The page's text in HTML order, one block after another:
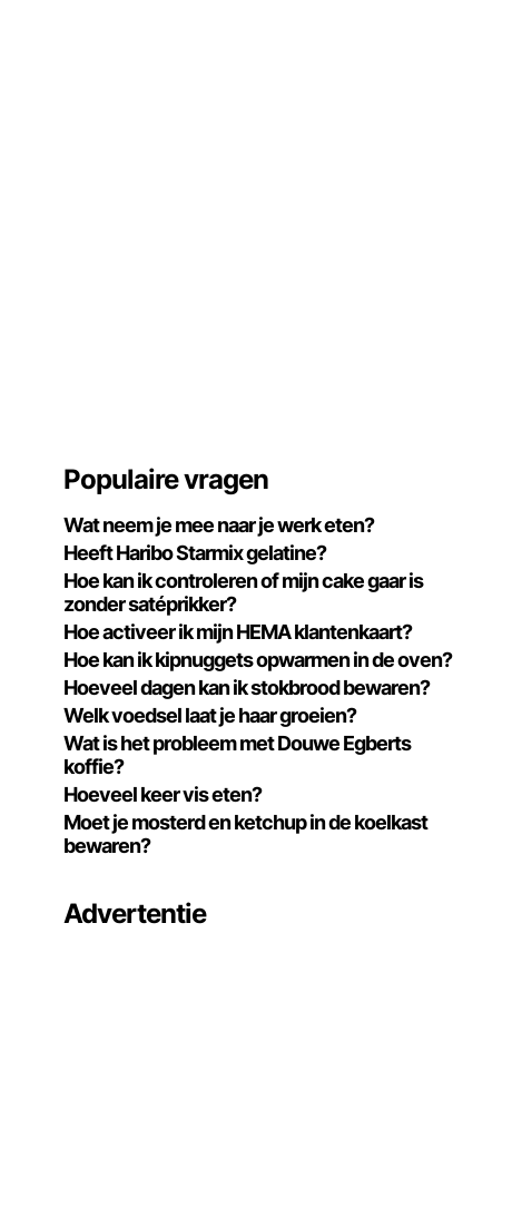
Populaire vragen
Wat neem je mee naar je werk eten?
Heeft Haribo Starmix gelatine?
Hoe kan ik controleren of mijn cake gaar is
zonder satéprikker?
Hoe activeer ik mijn HEMA klantenkaart?
Hoe kan ik kipnuggets opwarmen in de oven?
Hoeveel dagen kan ik stokbrood bewaren?
Welk voedsel laat je haar groeien?
Wat is het probleem met Douwe Egberts
koffie?
Hoeveel keer vis eten?
Moet je mosterd en ketchup in de koelkast
bewaren?
Advertentie